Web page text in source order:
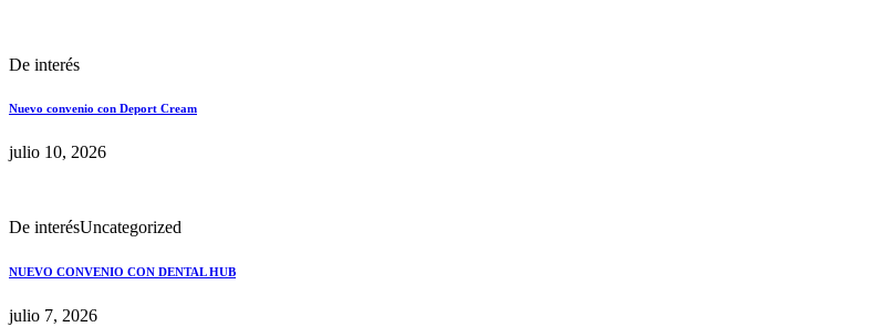
De interés
Nuevo convenio con Deport Cream
julio 10, 2026
De interésUncategorized
NUEVO CONVENIO CON DENTAL HUB
julio 7, 2026